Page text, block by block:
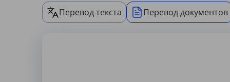
Перевод текста Перевод документов